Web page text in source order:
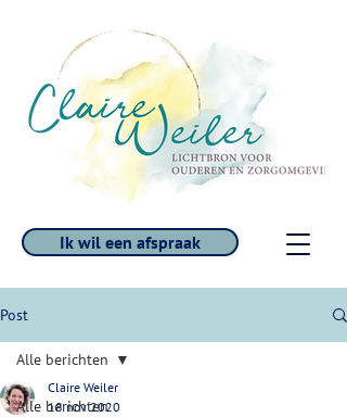
Ik wil een afspraak
Post
Alle berichten
Alle berichten
Claire Weiler
18 nov 2020